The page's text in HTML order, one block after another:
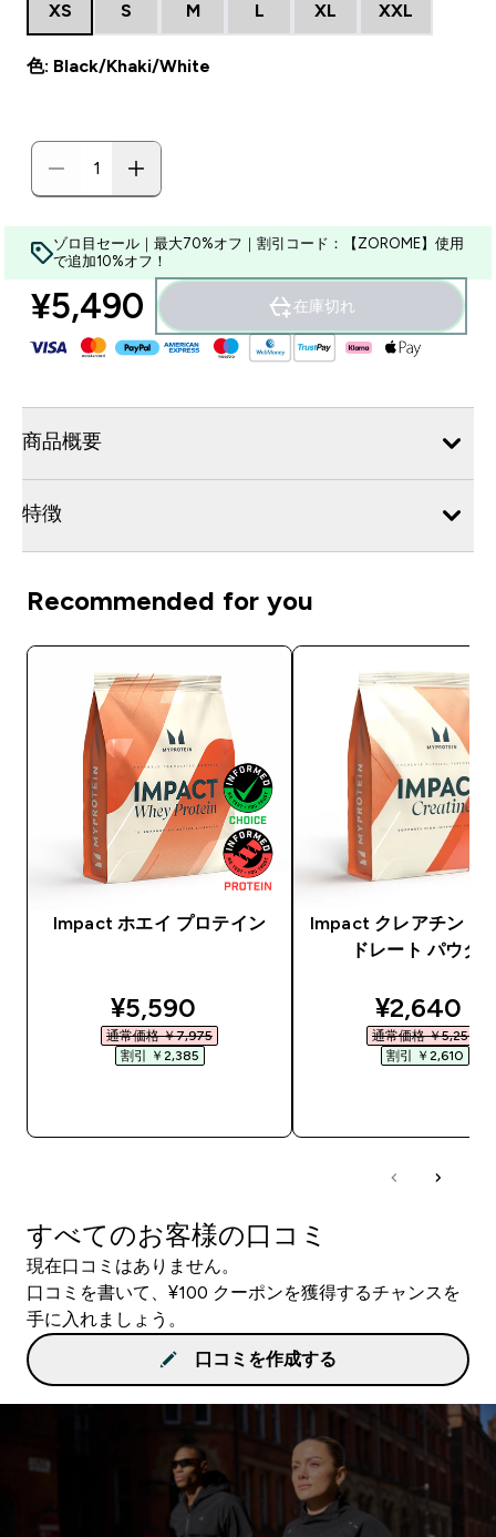
XS S M L XL XXL
色: Black/Khaki/White
ゾロ目セール｜最大70%オフ｜割引コード：【ZOROME】使用
で追加10%オフ！
¥5,490‎ 在庫切れ
商品概要
特徴
Recommended for you
Impact ホエイ プロテイン
discounted price
¥5,590‎
通常価格 ￥7,975‎
割引 ￥2,385‎
Impact クレアチン モ
ドレート パウダ
¥2,640‎
通常価格 ￥5,250‎
割引 ￥2,610‎
すべてのお客様の口コミ
現在口コミはありません。
口コミを書いて、¥100 クーポンを獲得するチャンスを
手に入れましょう。
口コミを作成する